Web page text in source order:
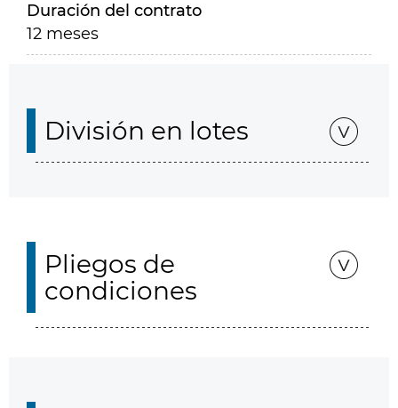
Duración del contrato
12 meses
División en lotes
Pliegos de
condiciones